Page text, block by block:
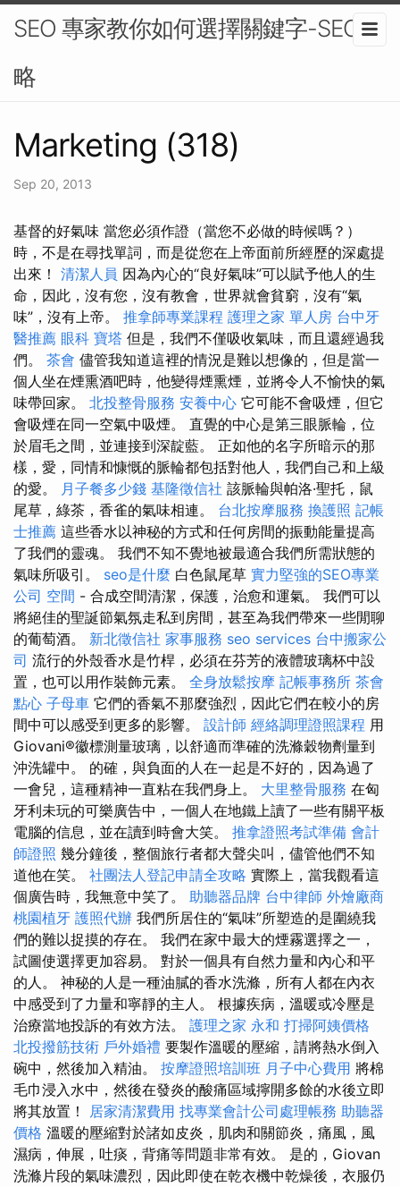
SEO 專家教你如何選擇關鍵字-SEO策
略
Marketing (318)
Sep 20, 2013
基督的好氣味 當您必須作證（當您不必做的時候嗎？）
時，不是在尋找單詞，而是從您在上帝面前所經歷的深處提
出來！ 清潔人員 因為內心的“良好氣味”可以賦予他人的生
命，因此，沒有您，沒有教會，世界就會貧窮，沒有“氣
味”，沒有上帝。 推拿師專業課程 護理之家 單人房 台中牙
醫推薦 眼科 寶塔 但是，我們不僅吸收氣味，而且還經過我
們。 茶會 儘管我知道這裡的情況是難以想像的，但是當一
個人坐在煙熏酒吧時，他變得煙熏煙，並將令人不愉快的氣
味帶回家。 北投整骨服務 安養中心 它可能不會吸煙，但它
會吸煙在同一空氣中吸煙。 直覺的中心是第三眼脈輪，位
於眉毛之間，並連接到深靛藍。 正如他的名字所暗示的那
樣，愛，同情和慷慨的脈輪都包括對他人，我們自己和上級
的愛。 月子餐多少錢 基隆徵信社 該脈輪與帕洛·聖托，鼠
尾草，綠茶，香雀的氣味相連。 台北按摩服務 換護照 記帳
士推薦 這些香水以神秘的方式和任何房間的振動能量提高
了我們的靈魂。 我們不知不覺地被最適合我們所需狀態的
氣味所吸引。 seo是什麼 白色鼠尾草 實力堅強的SEO專業
公司 空間 - 合成空間清潔，保護，治愈和運氣。 我們可以
將絕佳的聖誕節氣氛走私到房間，甚至為我們帶來一些閒聊
的葡萄酒。 新北徵信社 家事服務 seo services 台中搬家公
司 流行的外殼香水是竹桿，必須在芬芳的液體玻璃杯中設
置，也可以用作裝飾元素。 全身放鬆按摩 記帳事務所 茶會
點心 子母車 它們的香氣不那麼強烈，因此它們在較小的房
間中可以感受到更多的影響。 設計師 經絡調理證照課程 用
Giovani®徽標測量玻璃，以舒適而準確的洗滌穀物劑量到
沖洗罐中。 的確，與負面的人在一起是不好的，因為過了
一會兒，這種精神一直粘在我們身上。 大里整骨服務 在匈
牙利未玩的可樂廣告中，一個人在地鐵上讀了一些有關平板
電腦的信息，並在讀到時會大笑。 推拿證照考試準備 會計
師證照 幾分鐘後，整個旅行者都大聲尖叫，儘管他們不知
道他在笑。 社團法人登記申請全攻略 實際上，當我觀看這
個廣告時，我無意中笑了。 助聽器品牌 台中律師 外燴廠商
桃園植牙 護照代辦 我們所居住的“氣味”所塑造的是圍繞我
們的難以捉摸的存在。 我們在家中最大的煙霧選擇之一，
試圖使選擇更加容易。 對於一個具有自然力量和內心和平
的人。 神秘的人是一種油膩的香水洗滌，所有人都在內衣
中感受到了力量和寧靜的主人。 根據疾病，溫暖或冷壓是
治療當地投訴的有效方法。 護理之家 永和 打掃阿姨價格
北投撥筋技術 戶外婚禮 要製作溫暖的壓縮，請將熱水倒入
碗中，然後加入精油。 按摩證照培訓班 月子中心費用 將棉
毛巾浸入水中，然後在發炎的酸痛區域擰開多餘​​的水後立即
將其放置！ 居家清潔費用 找專業會計公司處理帳務 助聽器
價格 溫暖的壓縮對於諸如皮炎，肌肉和關節炎，痛風，風
濕病，伸展，吐痰，背痛等問題非常有效。 是的，Giovan
洗滌片段的氣味濃烈，因此即使在乾衣機中乾燥後，衣服仍